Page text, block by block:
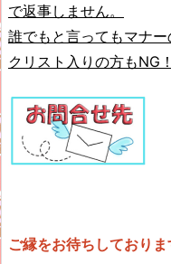
で返事しません。
誰でもと言ってもマナ
クリスト入りの方もNG！
ご縁をお待ちしており